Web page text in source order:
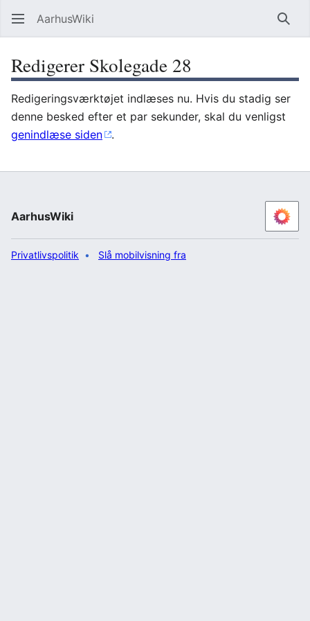
AarhusWiki Søg
Redigerer Skolegade 28
Redigeringsværktøjet indlæses nu. Hvis du stadig ser
denne besked efter et par sekunder, skal du venligst
genindlæse siden
.
AarhusWiki
Privatlivspolitik Slå mobilvisning fra